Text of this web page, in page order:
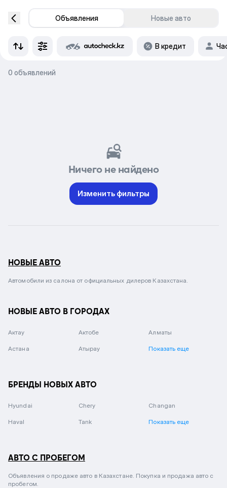
Объявления Новые авто
В кредит
0 объявлений
Ничего не найдено
Изменить фильтры
НОВЫЕ АВТО
Автомобили из салона от официальных дилеров Казахстана.
НОВЫЕ АВТО В ГОРОДАХ
Актау Актобе Алматы
Астана Атырау Показать еще
БРЕНДЫ НОВЫХ АВТО
Hyundai Chery Changan
Haval Tank Показать еще
АВТО С ПРОБЕГОМ
Объявления о продаже авто в Казахстане. Покупка и продажа авто с
пробегом.